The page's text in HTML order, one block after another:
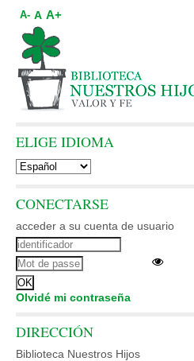
A- A A+
ELIGE IDIOMA
CONECTARSE
acceder a su cuenta de usuario
Olvidé mi contraseña
DIRECCIÓN
Biblioteca Nuestros Hijos